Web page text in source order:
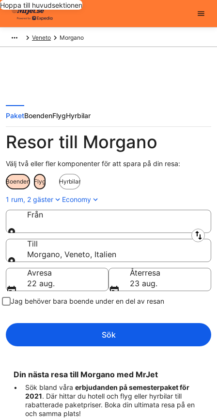
Hoppa till huvudsektionen
Veneto Morgano
PaketBoendenFlygHyrbilar
Resor till Morgano
Välj två eller fler komponenter för att spara på din resa:
Boenden Flyg Hyrbilar
1 rum, 2 gäster Economy
Från
Från
Till
Morgano, Veneto, Italien
Till
Avresa
22 aug.
Återresa
23 aug.
Jag behöver bara boende under en del av resan
Sök
Din nästa resa till Morgano med MrJet
Sök bland våra erbjudanden på semesterpaket för
2021. Där hittar du hotell och flyg eller hyrbilar till
rabatterade paketpriser. Boka din ultimata resa på en
och samma plats!